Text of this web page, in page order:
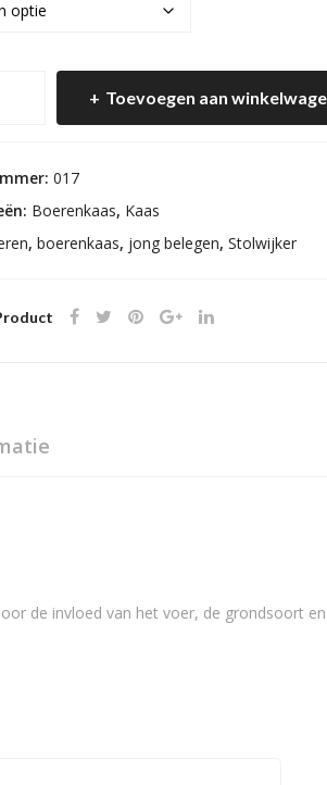
Toevoegen aan
017
Boerenkaas, Kaas
, boerenkaas, jong belegen, Stolwijker
de invloed van het voer, de grondsoort